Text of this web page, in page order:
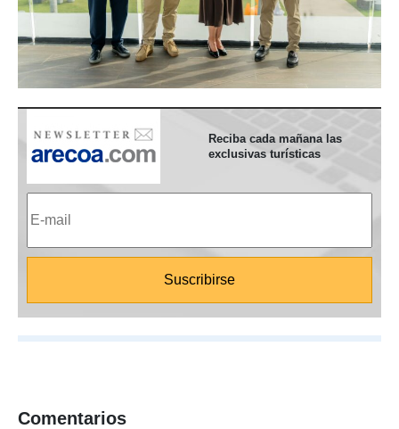
Reciba cada mañana las
exclusivas turísticas
Comentarios